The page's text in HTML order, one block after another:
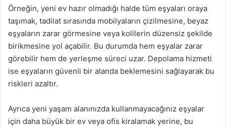
Örneğin, yeni ev hazır olmadığı halde tüm eşyaları oraya
taşımak, tadilat sırasında mobilyaların çizilmesine, beyaz
eşyaların zarar görmesine veya kolilerin düzensiz şekilde
birikmesine yol açabilir. Bu durumda hem eşyalar zarar
görebilir hem de yerleşme süreci uzar. Depolama hizmeti
ise eşyaların güvenli bir alanda beklemesini sağlayarak bu
riskleri azaltır.
Ayrıca yeni yaşam alanınızda kullanmayacağınız eşyalar
için daha büyük bir ev veya ofis kiralamak yerine, bu